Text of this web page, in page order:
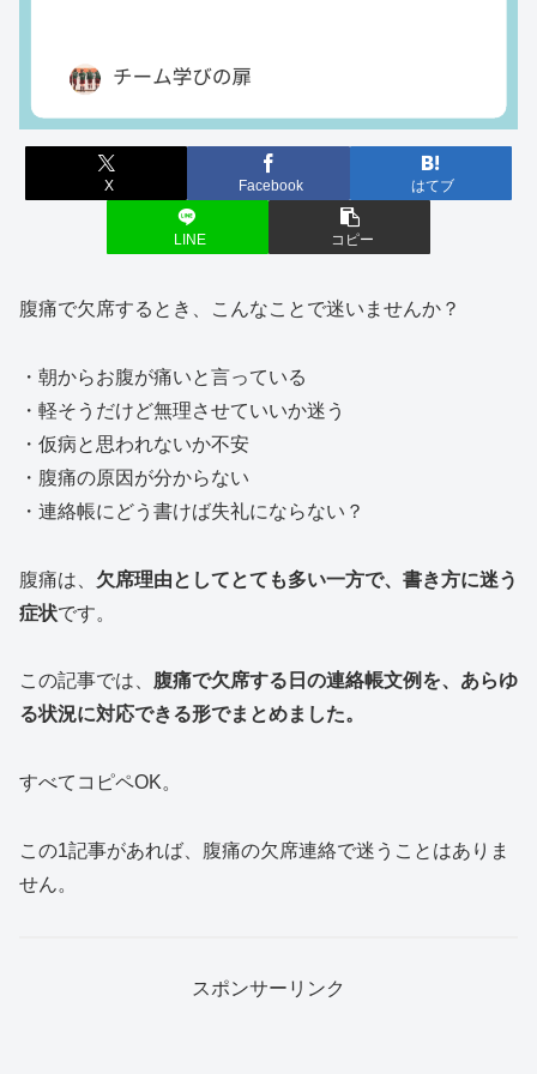
X Facebook はてブ
LINE コピー
腹痛で欠席するとき、こんなことで迷いませんか？
・朝からお腹が痛いと言っている
・軽そうだけど無理させていいか迷う
・仮病と思われないか不安
・腹痛の原因が分からない
・連絡帳にどう書けば失礼にならない？
腹痛は、 欠席理由としてとても多い一方で、書き方に迷う
症状です。
この記事では、 腹痛で欠席する日の連絡帳文例を、あらゆ
る状況に対応できる形でまとめました。
すべてコピペOK。
この1記事があれば、腹痛の欠席連絡で迷うことはありま
せん。
スポンサーリンク